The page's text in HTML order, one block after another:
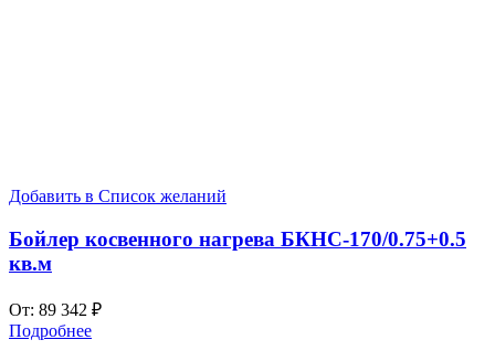
Добавить в Список желаний
Бойлер косвенного нагрева БКНС-170/0.75+0.5
кв.м
От: 89 342 ₽
Подробнее